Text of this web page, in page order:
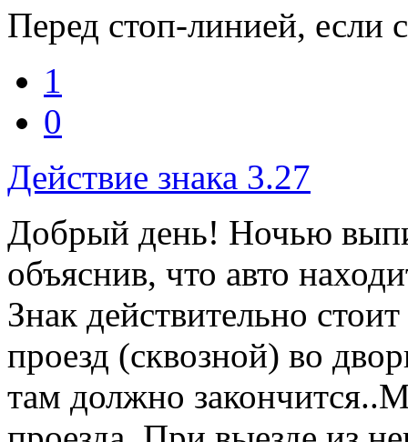
Перед стоп-линией, если
1
0
Действие знака 3.27
Добрый день! Ночью
объяснив, что авто
Знак действительно
проезд (сквозной) во
там должно